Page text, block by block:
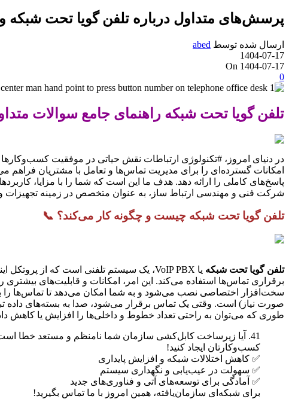
پرسش‌های متداول درباره تلفن گویا تحت شبکه
ارسال شده توسط abed
1404-07-17
On 1404-07-17
0
تلفن گویا تحت شبکه راهنمای جامع سوالات
در دنیای امروز، #تکنولوژی ارتباطات نقش حیاتی در موفقیت
امکانات گسترده‌ای را برای مدیریت تماس‌ها و تعامل با مشتریان فراهم
پاسخ‌های کاملی را ارائه دهد. هدف ما این است که شما را با مزایا،
شرکت فنی و مهندسی ارتباط ساز، به عنوان متخصص در زمینه تجهیزات
تلفن گویا تحت شبکه چیست و چگونه کار می‌کند؟ 📞
تلفن گویا تحت شبکه
برقراری تماس‌ها استفاده می‌کند. این امر، امکانات و قابلیت‌های
طوری که می‌توان به راحتی تعداد خطوط و داخلی‌ها را افزایش یا کاهش
41. آیا زیرساخت کابل‌کشی سازمان شما نامنظم و مستعد خطا
کسب‌وکارتان ایجاد کنید!
✅ کاهش اختلالات شبکه و افزایش پایداری
✅ سهولت در عیب‌یابی و نگهداری سیستم
✅ آمادگی برای توسعه‌های آتی و فناوری‌های جدید
برای شبکه‌ای سازمان‌یافته، همین امروز با ما تماس بگیرید!